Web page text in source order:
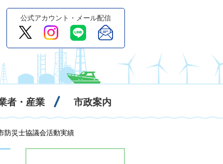
公式アカウント・メール配信
者・産業 市政案内
防災士協議会活動実績